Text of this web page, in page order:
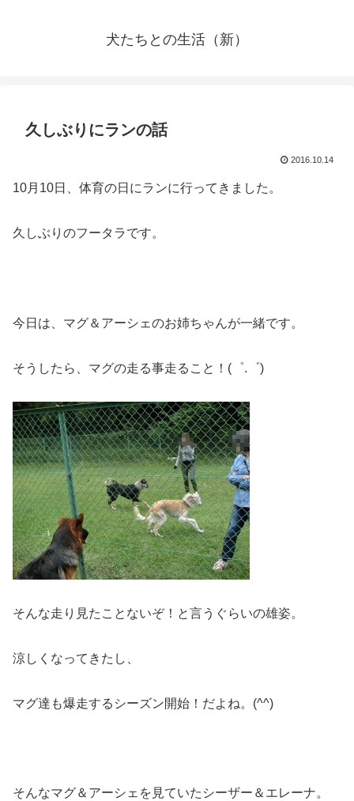
犬たちとの生活（新）
久しぶりにランの話
2016.10.14
10月10日、体育の日にランに行ってきました。
久しぶりのフータラです。
今日は、マグ＆アーシェのお姉ちゃんが一緒です。
そうしたら、マグの走る事走ること！(゜.゜)
そんな走り見たことないぞ！と言うぐらいの雄姿。
涼しくなってきたし、
マグ達も爆走するシーズン開始！だよね。(^^)
そんなマグ＆アーシェを見ていたシーザー＆エレーナ。